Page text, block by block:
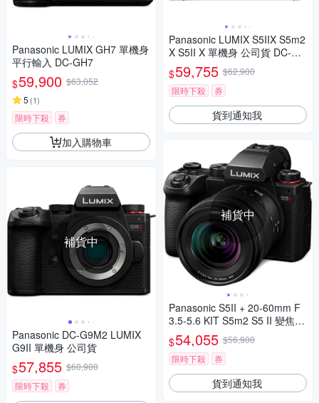
Panasonic LUMIX GH7 單機身
平行輸入 DC-GH7
$59,900 $63,052
5 (1)
限時下殺 券
加入購物車
補貨中
Panasonic DC-G9M2 LUMIX
G9II 單機身 公司貨
$57,855 $60,900
限時下殺
券
Panasonic LUMIX S5IIX S5m2
X S5II X 單機身 公司貨 DC-S5
M2X
$59,755 $62,900
限時下殺
券
貨到通知我
補貨中
Panasonic S5II + 20-60mm F
3.5-5.6 KIT S5m2 S5 II 變焦鏡
組 公司貨
$54,055 $56,900
限時下殺
券
貨到通知我